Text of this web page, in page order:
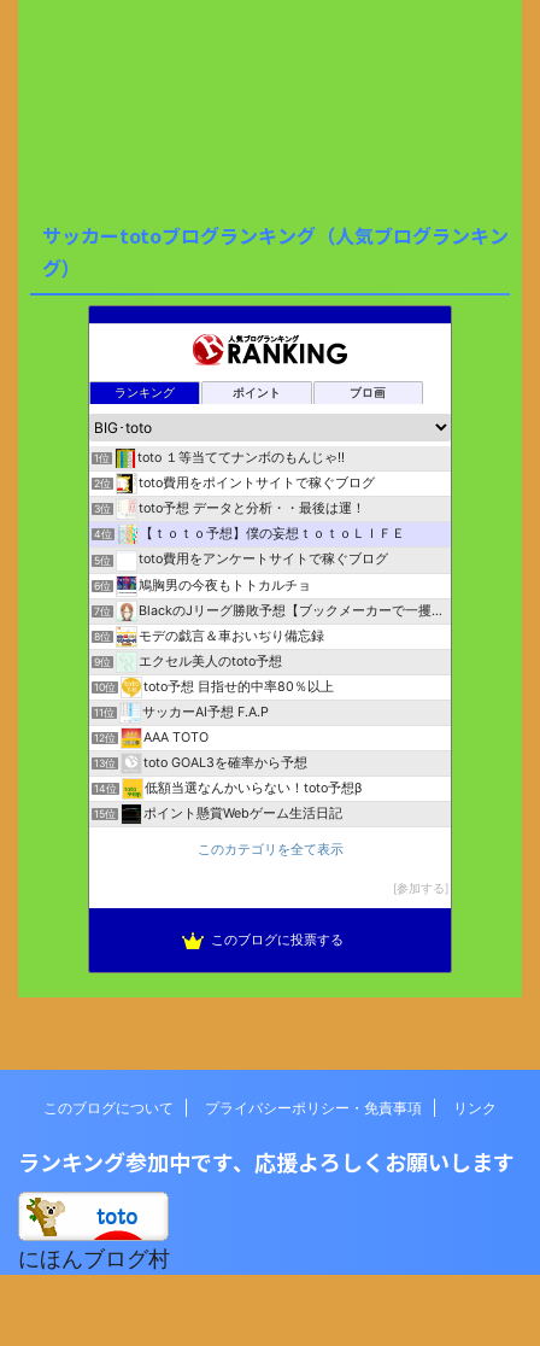
サッカーtotoブログランキング（人気ブログランキン
グ）
ランキング ポイント ブロ画
1位 toto １等当ててナンボのもんじゃ!!
2位 toto費用をポイントサイトで稼ぐブログ
3位 toto予想 データと分析・・最後は運！
4位 【ｔｏｔｏ予想】僕の妄想ｔｏｔｏＬＩＦＥ
5位 toto費用をアンケートサイトで稼ぐブログ
6位 鳩胸男の今夜もトトカルチョ
7位 BlackのJリーグ勝敗予想【ブックメーカーで一攫千金】
8位 モデの戯言＆車おいぢり備忘録
9位 エクセル美人のtoto予想
10位 toto予想 目指せ的中率80％以上
11位 サッカーAI予想 F.A.P
12位 AAA TOTO
13位 toto GOAL3を確率から予想
14位 低額当選なんかいらない！toto予想β
15位 ポイント懸賞Webゲーム生活日記
このカテゴリを全て表示
参加する
このブログに投票する
このブログについて プライバシーポリシー・免責事項 リンク
ランキング参加中です、応援よろしくお願いします
にほんブログ村